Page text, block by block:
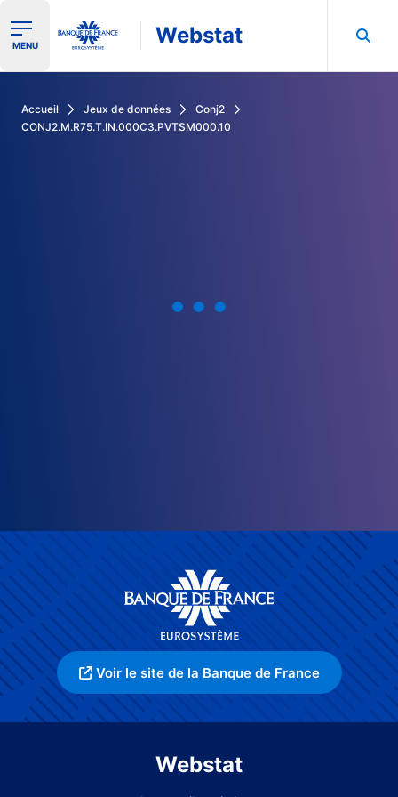
Ouvrir le menu de navigation
MENU Webstat
Accueil Jeux de données
Conj2
CONJ2.M.R75.T.IN.000C3.PVTSM000.10
Voir le site de la Banque de France
Webstat